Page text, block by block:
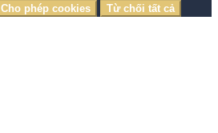
Cho phép cookies Từ chối tất cả